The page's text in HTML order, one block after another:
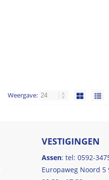
Weergave:
VESTIGINGEN
Assen: tel: 0592-
Europaweg Noord 5